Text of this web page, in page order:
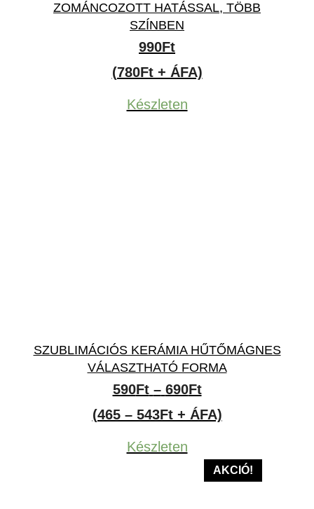
ZOMÁNCOZOTT HATÁSSAL, TÖBB
SZÍNBEN
990Ft
(780Ft + ÁFA)
Készleten
SZUBLIMÁCIÓS KERÁMIA HŰTŐMÁGNES
VÁLASZTHATÓ FORMA
590Ft – 690FtÁrtartomány:
590Ft
690Ft
(465 – 543Ft + ÁFA)
Készleten
AKCIÓ!